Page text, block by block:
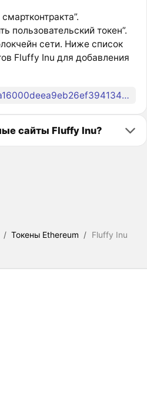
пользовательский токен”.
сети. Ниже список
Fluffy Inu для добавления
0xde74bb5a16000deea9eb26ef3941344325dbdb8c
сайты Fluffy Inu?
/ Токены Ethereum / Fluffy Inu